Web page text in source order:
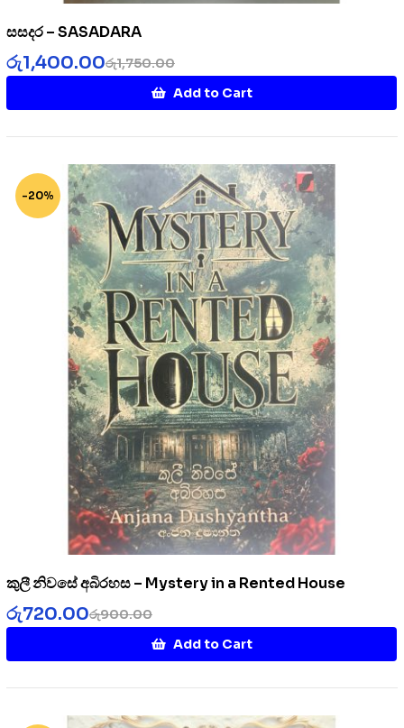
සසදර – SASADARA
රු1,750.00
රු1,400.00
Add to Cart
-20%
කුලී නිවසේ අබිරහස – Mystery in a Rented House
රු900.00
රු720.00
Add to Cart